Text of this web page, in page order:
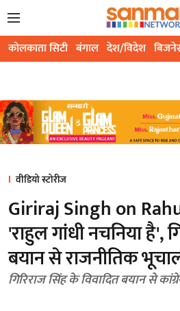
कोलकाता सिटी बंगाल देश/विदेश
वीडियो स्टोरीज
Giriraj Singh on
'राहुल गांधी नचनिया है',
बयान से राजनीतिक
गिरिराज सिंह के विवादित बयान से